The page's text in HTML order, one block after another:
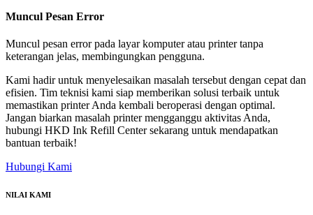
Muncul Pesan Error
Muncul pesan error pada layar komputer atau printer tanpa
keterangan jelas, membingungkan pengguna.
Kami hadir untuk menyelesaikan masalah tersebut dengan cepat dan
efisien. Tim teknisi kami siap memberikan solusi terbaik untuk
memastikan printer Anda kembali beroperasi dengan optimal.
Jangan biarkan masalah printer mengganggu aktivitas Anda,
hubungi HKD Ink Refill Center sekarang untuk mendapatkan
bantuan terbaik!
Hubungi Kami
NILAI KAMI